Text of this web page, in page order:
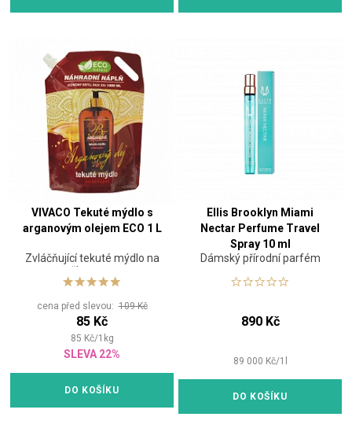
VIVACO Tekuté mýdlo s
arganovým olejem ECO 1 L
Zvláčňující tekuté mýdlo na
tělo a ruce
cena před slevou:109 Kč
85 Kč
85 Kč/1 kg
SLEVA 22%
DO KOŠÍKU
Ellis Brooklyn Miami
Nectar Perfume Travel
Spray 10 ml
Dámský přírodní parfém
890 Kč
89 000 Kč/1
DO KOŠÍKU